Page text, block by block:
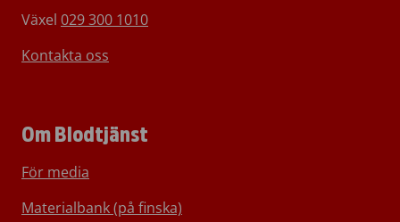
Växel 029 300 1010
Kontakta oss
Om Blodtjänst
För media
Materialbank (på finska)